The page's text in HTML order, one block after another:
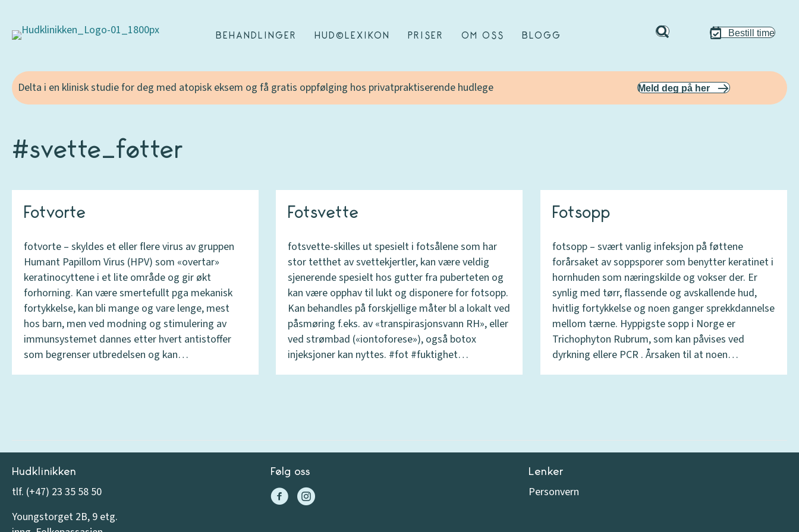
BEHANDLINGER HUD©LEXIKON PRISER OM OSS BLOGG Bestill time
Delta i en klinisk studie for deg med atopisk eksem og få gratis oppfølging hos privatpraktiserende hudlege Meld deg på her
#svette_føtter
Fotvorte
fotvorte – skyldes et eller flere virus av gruppen
Humant Papillom Virus (HPV) som «overtar»
keratinocyttene i et lite område og gir økt
forhorning. Kan være smertefullt pga mekanisk
fortykkelse, kan bli mange og vare lenge, mest
hos barn, men ved modning og stimulering av
immunsystemet dannes etter hvert antistoffer
som begrenser utbredelsen og kan…
Fotsvette
fotsvette-skilles ut spesielt i fotsålene som har
stor tetthet av svettekjertler, kan være veldig
sjenerende spesielt hos gutter fra puberteten og
kan være opphav til lukt og disponere for fotsopp.
Kan behandles på forskjellige måter bl a lokalt ved
påsmøring f.eks. av «transpirasjonsvann RH», eller
ved strømbad («iontoforese»), også botox
injeksjoner kan nyttes. #fot #fuktighet…
Fotsopp
fotsopp – svært vanlig infeksjon på føttene
forårsaket av soppsporer som benytter keratinet i
hornhuden som næringskilde og vokser der. Er
synlig med tørr, flassende og avskallende hud,
hvitlig fortykkelse og noen ganger sprekkdannelse
mellom tærne. Hyppigste sopp i Norge er
Trichophyton Rubrum, som kan påvises ved
dyrkning ellere PCR . Årsaken til at noen…
Hudklinikken
tlf. (+47) 23 35 58 50
Youngstorget 2B, 9 etg.
Følg oss Lenker
Personvern